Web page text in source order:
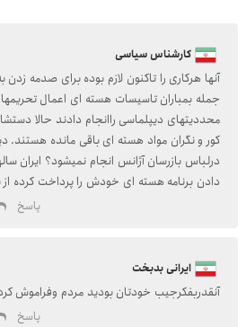
کارشناس سیاسی
آنها هرکاری را تاکنون لازم بوده برای صدمه زدن
جمله بمباران تاسیسات هسته ای اعمال
محددیتهای دیپلماسی راانجام دادند حالا
کور و نگران مواد هسته ای باقی مانده هستند.
درلباس بازرسان آژانس انجام نمیشود؟ ایران
دادن برنامه هسته ای خودش را پرداخت کرده از
پاسخ
ایرانی بدبخت
آنقدربفکرجیب خودتان بودید مردم وفراموش
پاسخ